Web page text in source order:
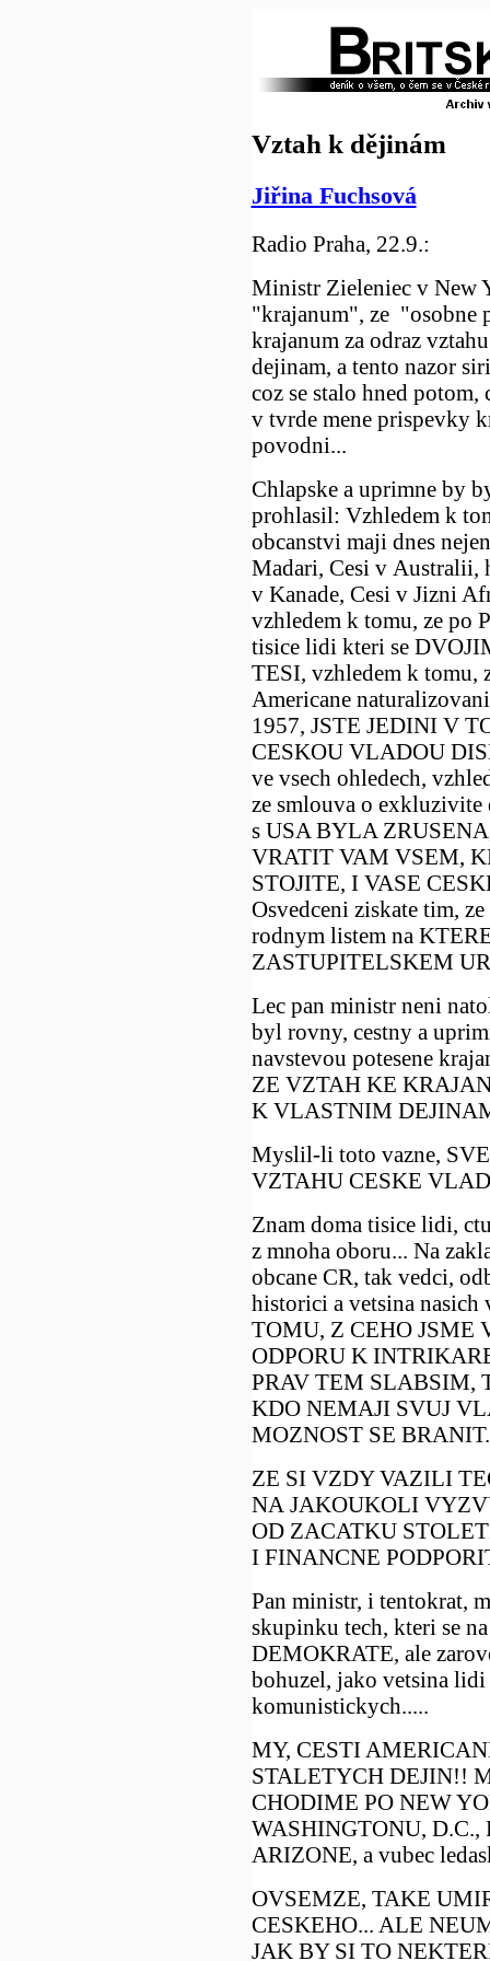
Vztah k dějinám
Jiřina Fuchsová
Radio Praha, 22.9.:
Ministr Zieleniec v New
"krajanum", ze "osobne
krajanum za odraz
dejinam, a tento nazor
coz se stalo hned
v tvrde mene prispevky
povodni...
Chlapske a uprimne by
prohlasil: Vzhledem k
obcanstvi maji dnes
Madari, Cesi v Australii,
v Kanade, Cesi v Jizni
vzhledem k tomu, ze po
tisice lidi kteri se
TESI, vzhledem k tomu,
Americane
1957, JSTE JEDINI V
CESKOU VLADOU
ve vsech ohledech,
ze smlouva o
s USA BYLA
VRATIT VAM VSEM,
STOJITE, I VASE
Osvedceni ziskate tim, ze
rodnym listem na
ZASTUPITELSKEM
Lec pan ministr neni
byl rovny, cestny a
navstevou potesene
ZE VZTAH KE
K VLASTNIM
Myslil-li toto vazne,
VZTAHU CESKE
Znam doma tisice lidi,
z mnoha oboru... Na
obcane CR, tak vedci,
historici a vetsina
TOMU, Z CEHO JSME
ODPORU K
PRAV TEM SLABSIM,
KDO NEMAJI SVUJ
MOZNOST SE
ZE SI VZDY VAZILI
NA JAKOUKOLI
OD ZACATKU
I FINANCNE
Pan ministr, i tentokrat,
skupinku tech, kteri se
DEMOKRATE, ale
bohuzel, jako vetsina
komunistickych.....
MY, CESTI
STALETYCH DEJIN!!
CHODIME PO NEW
WASHINGTONU, D.C.,
ARIZONE, a vubec
OVSEMZE, TAKE
CESKEHO... ALE
JAK BY SI TO